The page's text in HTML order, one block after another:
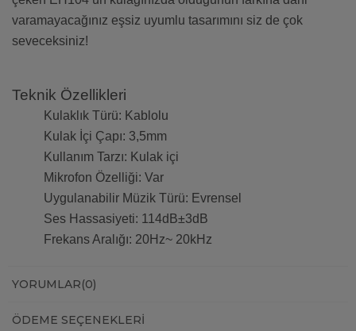
varamayacağınız eşsiz uyumlu tasarımını siz de çok
seveceksiniz!
Teknik Özellikleri
Kulaklık Türü: Kablolu
Kulak İçi Çapı: 3,5mm
Kullanım Tarzı: Kulak içi
Mikrofon Özelliği: Var
Uygulanabilir Müzik Türü: Evrensel
Ses Hassasiyeti: 114dB±3dB
Frekans Aralığı: 20Hz~ 20kHz
YORUMLAR(0)
ÖDEME SEÇENEKLERI